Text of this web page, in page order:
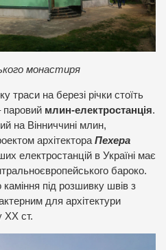
монастиря
траси на березі річки стоїть
паровий млин-електростанція.
на Вінниччині млин,
архітектора Пехера
електростанцій в Україні має
бароко.
під розшивку швів з
для архітектури
ХХ ст.